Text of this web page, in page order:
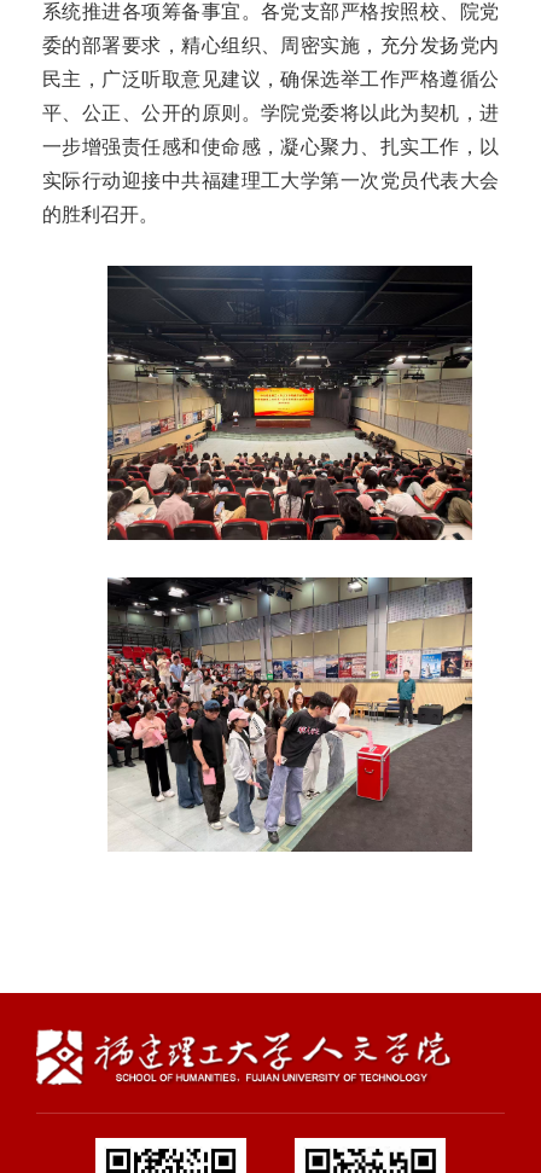
系统推进各项筹备事宜。各党支部严格按照校、院党
委的部署要求，精心组织、周密实施，充分发扬党内
民主，广泛听取意见建议，确保选举工作严格遵循公
平、公正、公开的原则。学院党委将以此为契机，进
一步增强责任感和使命感，凝心聚力、扎实工作，以
实际行动迎接中共福建理工大学第一次党员代表大会
的胜利召开。